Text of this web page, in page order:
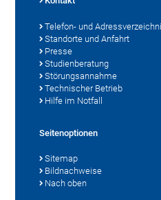
Telefon- und
Standorte und Anfahrt
Presse
Studienberatung
Störungsannahme
Technischer Betrieb
Hilfe im Notfall
Seitenoptionen
Sitemap
Bildnachweise
Nach oben